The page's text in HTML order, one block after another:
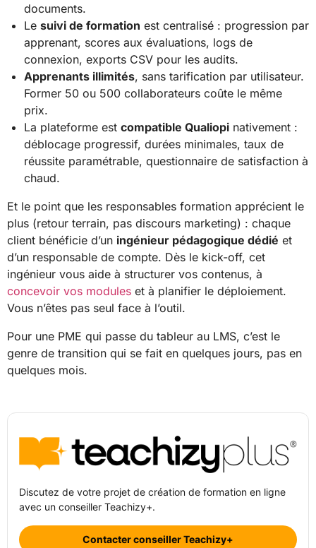
documents.
Le suivi de formation est centralisé : progression par
apprenant, scores aux évaluations, logs de
connexion, exports CSV pour les audits.
Apprenants illimités, sans tarification par utilisateur.
Former 50 ou 500 collaborateurs coûte le même
prix.
La plateforme est compatible Qualiopi nativement :
déblocage progressif, durées minimales, taux de
réussite paramétrable, questionnaire de satisfaction à
chaud.
Et le point que les responsables formation apprécient le
plus (retour terrain, pas discours marketing) : chaque
client bénéficie d’un ingénieur pédagogique dédié et
d’un responsable de compte. Dès le kick-off, cet
ingénieur vous aide à structurer vos contenus, à
concevoir vos modules et à planifier le déploiement.
Vous n’êtes pas seul face à l’outil.
Pour une PME qui passe du tableur au LMS, c’est le
genre de transition qui se fait en quelques jours, pas en
quelques mois.
Discutez de votre projet de création de formation en ligne
avec un conseiller Teachizy+.
Contacter conseiller Teachizy+